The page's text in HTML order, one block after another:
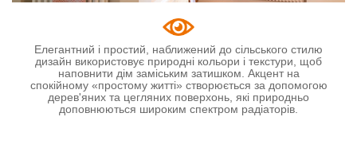
Delta Twin M
Елегантний і простий, наближений до сільського стилю
дизайн використовує природні кольори і текстури, щоб
наповнити дім заміським затишком. Акцент на
спокійному «простому житті» створюється за допомогою
дерев'яних та цегляних поверхонь, які природньо
доповнюються широким спектром радіаторів.